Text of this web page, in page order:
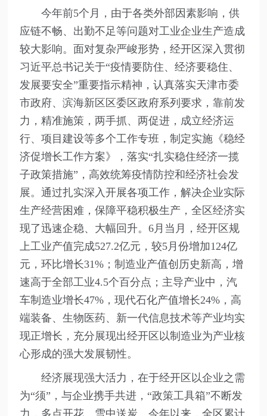
今年前5个月，由于各类外部因素影响，供
应链不畅、出勤不足等问题对工业企业生产造成
较大影响。面对复杂严峻形势，经开区深入贯彻
习近平总书记关于“疫情要防住、经济要稳住、
发展要安全”重要指示精神，认真落实天津市委
市政府、滨海新区区委区政府系列要求，靠前发
力，精准施策，两手抓、两促进，成立经济运
行、项目建设等多个工作专班，制定实施《稳经
济促增长工作方案》，落实“扎实稳住经济一揽
子政策措施”，高效统筹疫情防控和经济社会发
展。通过扎实深入开展各项工作，解决企业实际
生产经营困难，保障平稳积极生产，全区经济实
现了迅速企稳、大幅回升。6月当月，经开区规
上工业产值完成527.2亿元，较5月份增加124亿
元，环比增长31%；制造业产值创历史新高，增
速高于全部工业4.5个百分点；主导产业中，汽
车制造业增长47%，现代石化产值增长24%，高
端装备、生物医药、新一代信息技术等产业均实
现正增长，充分展现出经开区以制造业为产业核
心形成的强大发展韧性。
经济展现强大活力，在于经开区以企业之需
为“须”，与企业携手共进，“政策工具箱”不断发